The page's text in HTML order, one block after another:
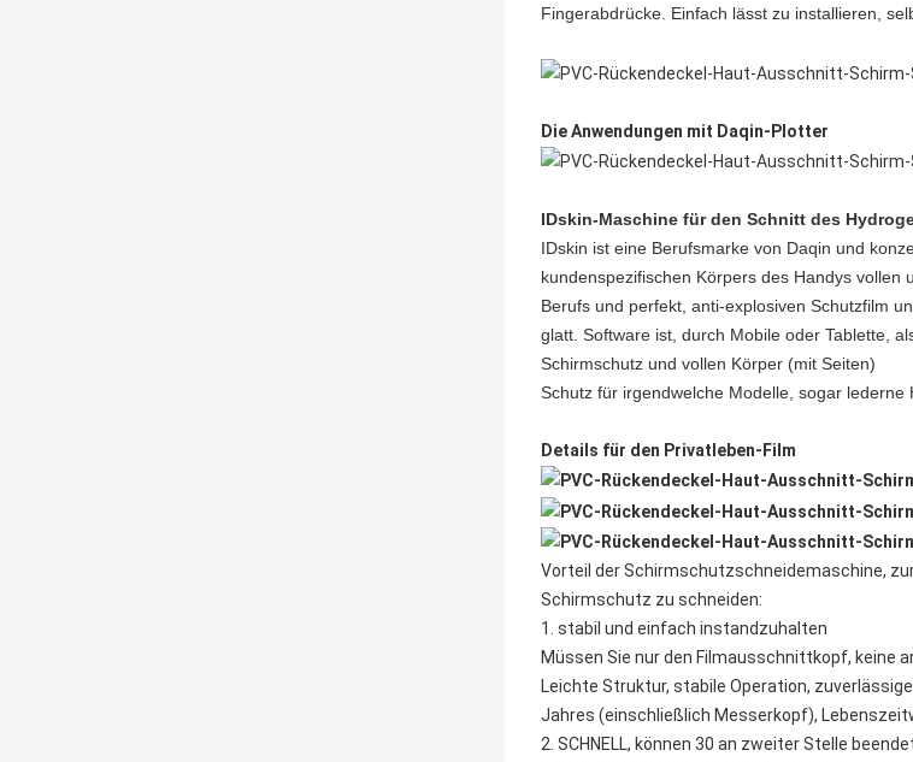
Fingerabdrücke. Einfach lässt zu installieren,
Die Anwendungen mit Daqin-Plotter
IDskin-Maschine für den Schnitt des
IDskin ist eine Berufsmarke von Daqin und
kundenspezifischen Körpers des Handys vollen
Berufs und perfekt, anti-explosiven Schutzfilm
glatt. Software ist, durch Mobile oder Tablette,
Schirmschutz und vollen Körper (mit Seiten)
Schutz für irgendwelche Modelle, sogar lederne
Details für den Privatleben-Film
Vorteil der Schirmschutzschneidemaschine,
Schirmschutz zu schneiden:
1. stabil und einfach instandzuhalten
Müssen Sie nur den Filmausschnittkopf, keine
Leichte Struktur, stabile Operation,
Jahres (einschließlich Messerkopf),
2. SCHNELL, können 30 an zweiter Stelle